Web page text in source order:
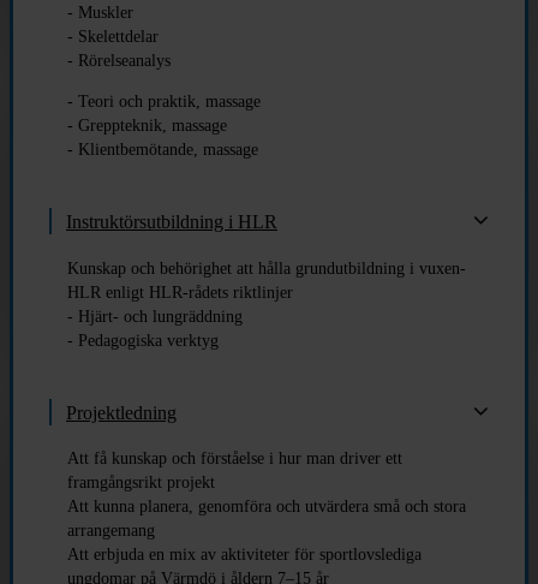
- Muskler
- Skelettdelar
- Rörelseanalys
- Teori och praktik, massage
- Greppteknik, massage
- Klientbemötande, massage
Instruktörsutbildning i HLR
Kunskap och behörighet att hålla grundutbildning i vuxen-
HLR enligt HLR-rådets riktlinjer
- Hjärt- och lungräddning
- Pedagogiska verktyg
Projektledning
Att få kunskap och förståelse i hur man driver ett
framgångsrikt projekt
Att kunna planera, genomföra och utvärdera små och stora
arrangemang
Att erbjuda en mix av aktiviteter för sportlovslediga
ungdomar på Värmdö i åldern 7–15 år